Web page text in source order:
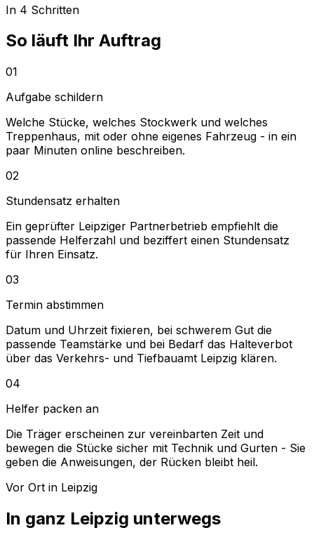
In 4 Schritten
So läuft Ihr Auftrag
01
Aufgabe schildern
Welche Stücke, welches Stockwerk und welches
Treppenhaus, mit oder ohne eigenes Fahrzeug - in ein
paar Minuten online beschreiben.
02
Stundensatz erhalten
Ein geprüfter Leipziger Partnerbetrieb empfiehlt die
passende Helferzahl und beziffert einen Stundensatz
für Ihren Einsatz.
03
Termin abstimmen
Datum und Uhrzeit fixieren, bei schwerem Gut die
passende Teamstärke und bei Bedarf das Halteverbot
über das Verkehrs- und Tiefbauamt Leipzig klären.
04
Helfer packen an
Die Träger erscheinen zur vereinbarten Zeit und
bewegen die Stücke sicher mit Technik und Gurten - Sie
geben die Anweisungen, der Rücken bleibt heil.
Vor Ort in Leipzig
In ganz Leipzig unterwegs